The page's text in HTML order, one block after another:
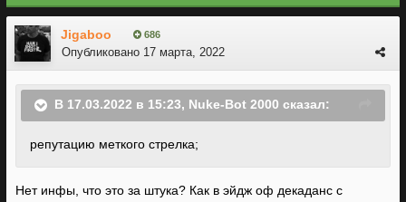
Jigaboo 686
Опубликовано 17 марта, 2022
В 17.03.2022 в 15:23, Nuke-Bot 2000 сказал:
репутацию меткого стрелка;
Нет инфы, что это за штука? Как в эйдж оф декаданс с